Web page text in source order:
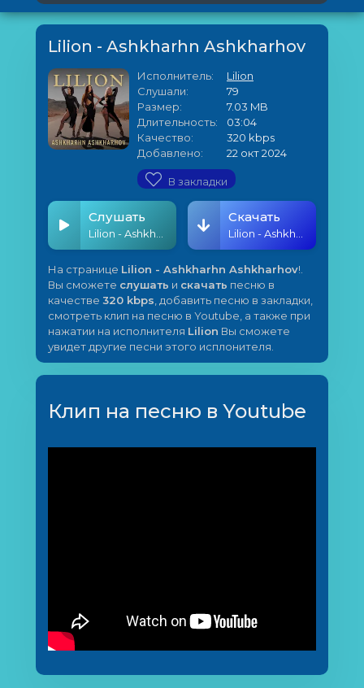
Lilion - Ashkharhn Ashkharhov
Исполнитель:
Lilion
Слушали:
79
Размер:
7.03 MB
Длительность:
03:04
Качество:
320 kbps
Добавлено:
22 окт 2024
В закладки
Слушать Скачать
На странице Lilion - Ashkharhn Ashkharhov!.
Вы сможете слушать и скачать песню в
качестве 320 kbps , добавить песню в закладки,
смотреть клип на песню в Youtube, а также при
нажатии на исполнителя Lilion Вы сможете
увидет другие песни этого исплонителя.
Клип на песню в Youtube